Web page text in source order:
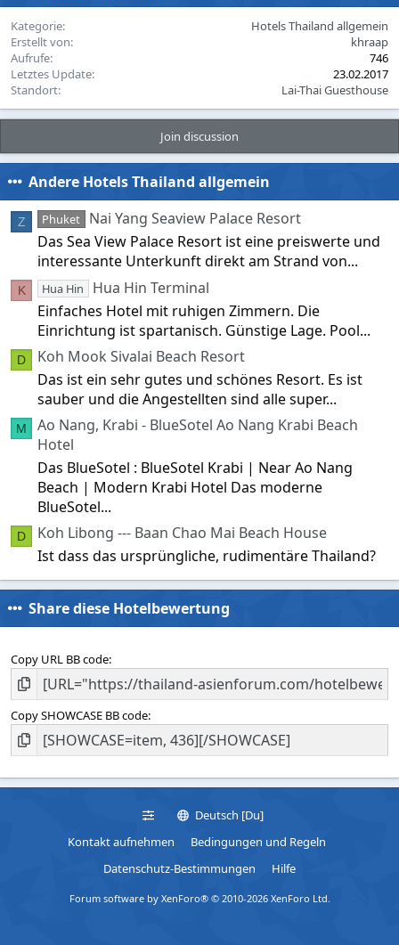
Kategorie
Hotels Thailand allgemein
Erstellt von
khraap
Aufrufe
746
Letztes Update
23.02.2017
Standort
Lai-Thai Guesthouse
Join discussion
Andere Hotels Thailand allgemein
Z Phuket
Nai Yang Seaview Palace Resort
Das Sea View Palace Resort ist eine preiswerte und
interessante Unterkunft direkt am Strand von...
K Hua Hin
Hua Hin Terminal
Einfaches Hotel mit ruhigen Zimmern. Die
Einrichtung ist spartanisch. Günstige Lage. Pool...
D
Koh Mook Sivalai Beach Resort
Das ist ein sehr gutes und schönes Resort. Es ist
sauber und die Angestellten sind alle super...
M
Ao Nang, Krabi - BlueSotel Ao Nang Krabi Beach
Hotel
Das BlueSotel : BlueSotel Krabi | Near Ao Nang
Beach | Modern Krabi Hotel Das moderne
BlueSotel...
D
Koh Libong --- Baan Chao Mai Beach House
Ist dass das ursprüngliche, rudimentäre Thailand?
Share diese Hotelbewertung
Copy URL BB code
Copy SHOWCASE BB code
Deutsch [Du]
Kontakt aufnehmen
Bedingungen und Regeln
Datenschutz-Bestimmungen
Hilfe
Forum software by XenForo® © 2010-2026 XenForo Ltd.